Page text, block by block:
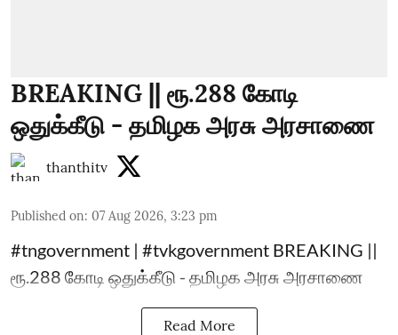
BREAKING || ரூ.288 கோடி
ஒதுக்கீடு - தமிழக அரசு அரசாணை
thanthitv
Published on: 07 Aug 2026, 3:23 pm
#tngovernment | #tvkgovernment BREAKING ||
ரூ.288 கோடி ஒதுக்கீடு - தமிழக அரசு அரசாணை
Read More